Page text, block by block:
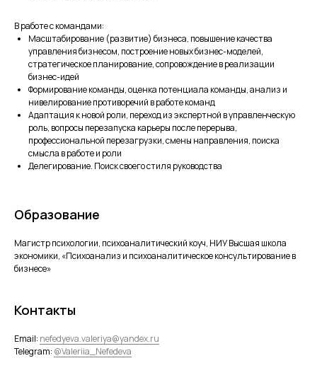
В работе с командами:
Масштабирование (развитие) бизнеса, повышение качества
управления бизнесом, построение новых бизнес-моделей,
стратегическое планирование, сопровождение в реализации
бизнес-идей
‌Формирование команды, оценка потенциала команды, анализ и
нивелирование противоречий в работе команд
Адаптация к новой роли, переход из экспертной в управленческую
роль, вопросы перезапуска карьеры после перерыва,
профессиональной перезагрузки, смены направления, поиска
смысла в работе и роли
Делегирование. Поиск своего стиля руководства
Образование
Магистр психологии, психоаналитический коуч, НИУ Высшая школа
экономики, «Психоанализ и психоаналитическое консультирование в
бизнесе»
Контакты
Email: nefedyeva.valeriya@yandex.ru
Telegram: @Valeriia_Nefedeva